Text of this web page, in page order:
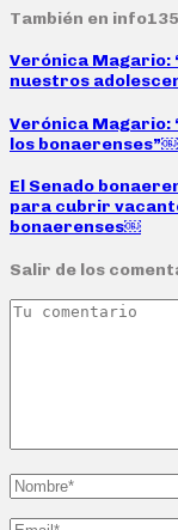
También en info135
Verónica Magario:
nuestros
Verónica Magario:
los bonaerenses”￼
El Senado
para cubrir
bonaerenses￼
Salir de los